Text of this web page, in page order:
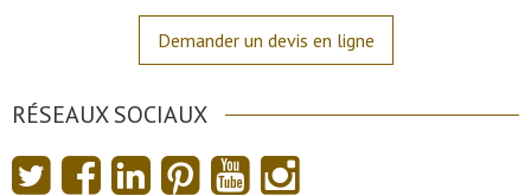
Demander un devis en ligne
RÉSEAUX SOCIAUX